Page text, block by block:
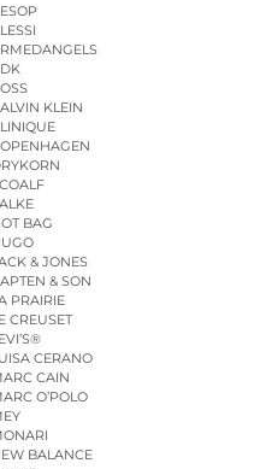
KLEIN
BAG
& JONES
& SON
PRAIRIE
CREUSET
CERANO
CAIN
O’POLO
BALANCE